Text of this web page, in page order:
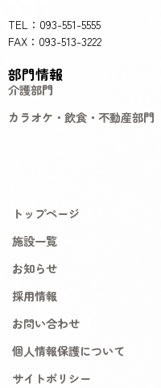
TEL：093-551-5555
FAX：093-513-3222
部門情報
介護部門
カラオケ・飲食・不動産部門
トップページ
施設一覧
お知らせ
採用情報
お問い合わせ
個人情報保護について
サイトポリシー